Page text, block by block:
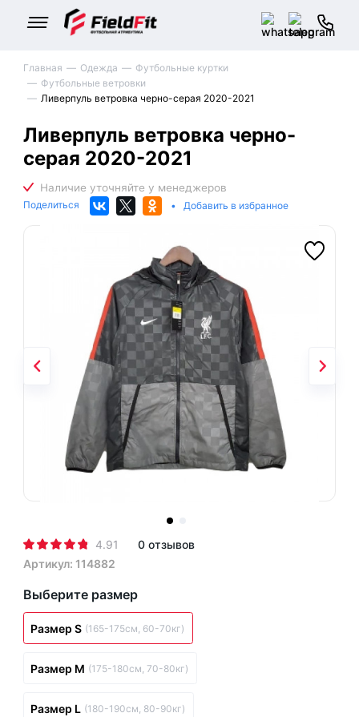
Главная Одежда
Футбольные куртки
Футбольные ветровки
Ливерпуль ветровка черно-серая 2020-2021
Ливерпуль ветровка черно-
серая 2020-2021
Поделиться • Добавить в избранное
4.91
0 отзывов
Артикул: 114882
Выберите размер
Размер S (165-175см, 60-70кг)
Размер M (175-180см, 70-80кг)
Размер L (180-190см, 80-90кг)